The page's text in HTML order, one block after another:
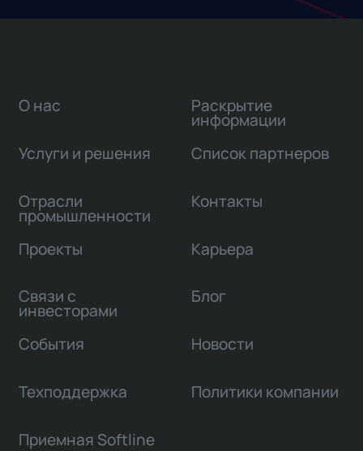
О нас
Услуги и решения
Отрасли
промышленности
Проекты
Связи с
инвесторами
Раскрытие
информации
Список партнеров
Контакты
Карьера
Блог
События Новости
Техподдержка Политики компании
Приемная Softline